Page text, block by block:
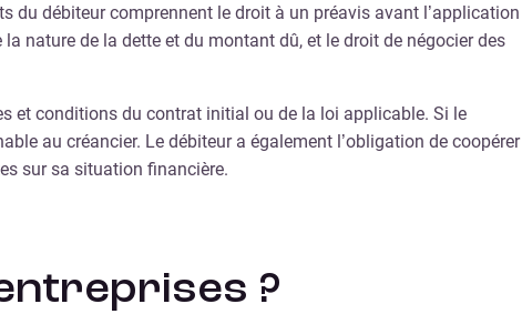
du débiteur comprennent le droit à un préavis avant l’application
nature de la dette et du montant dû, et le droit de négocier des
et conditions du contrat initial ou de la loi applicable. Si le
au créancier. Le débiteur a également l’obligation de coopérer
sur sa situation financière.
?